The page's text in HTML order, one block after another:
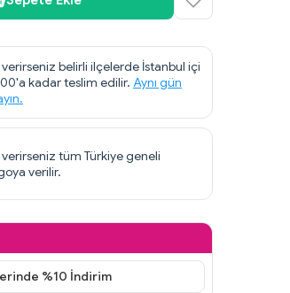
belirli ilçelerde İstanbul içi
kadar teslim edilir. Aynı gün
tüm Türkiye geneli
verilir.
%10 İndirim